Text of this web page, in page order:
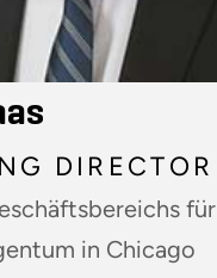
DIRECTOR
für
in Chicago